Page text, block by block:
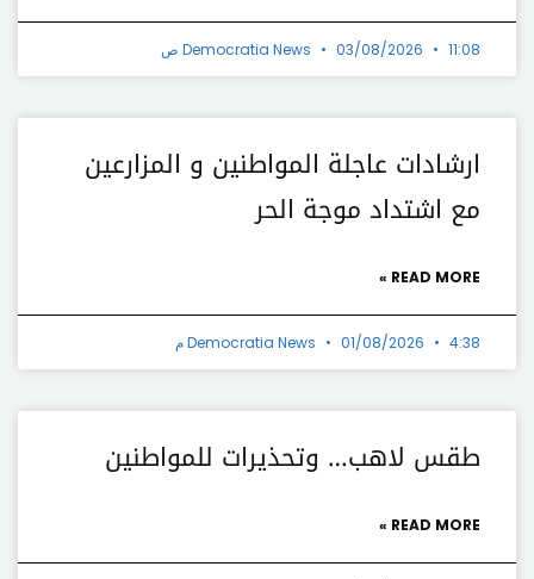
Democratia News 03/08/2026 11:08 ص
ارشادات عاجلة المواطنين و المزارعين
مع اشتداد موجة الحر
READ MORE »
Democratia News 01/08/2026 4:38 م
طقس لاهب… وتحذيرات للمواطنين
READ MORE »